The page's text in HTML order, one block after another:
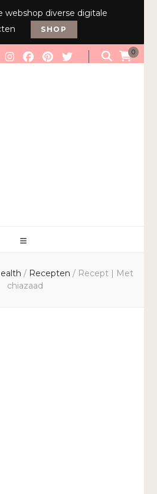
webshop diverse digitale
SHOP
0
/ Recepten / Recept | Met
chiazaad